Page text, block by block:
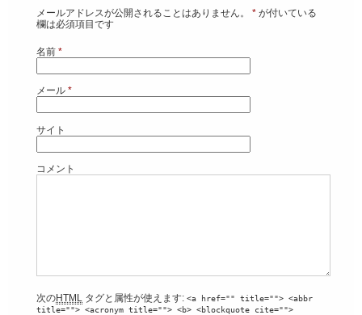
メールアドレスが公開されることはありません。 * が付いている
欄は必須項目です
名前 *
メール *
サイト
コメント
次のHTML タグと属性が使えます: <a href="" title=""> <abbr
title=""> <acronym title=""> <b> <blockquote cite="">